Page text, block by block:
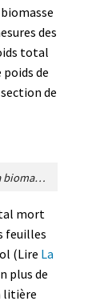
des
total
de
de
Figure 3. Dans un sol, la majeure partie de la biomasse se trouve dans les ≈10-20 cm supérieurs, mais la biomasse microbienne est largement présente plus en profondeur. [Photo © Michael Dennis Stagg, cc-by-sa/2.0 ; via geograph.org.uk/p/3046082]
mort
feuilles
(Lire La
plus de
litière